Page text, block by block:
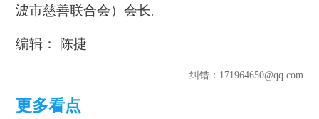
波市慈善联合会）会长。
编辑： 陈捷
纠错：171964650@qq.com